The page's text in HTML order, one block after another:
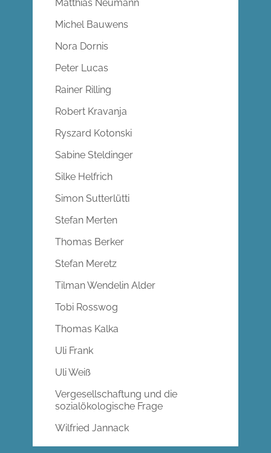
Matthias Neumann
Michel Bauwens
Nora Dornis
Peter Lucas
Rainer Rilling
Robert Kravanja
Ryszard Kotonski
Sabine Steldinger
Silke Helfrich
Simon Sutterlütti
Stefan Merten
Thomas Berker
Stefan Meretz
Tilman Wendelin Alder
Tobi Rosswog
Thomas Kalka
Uli Frank
Uli Weiß
Vergesellschaftung und die
sozialökologische Frage
Wilfried Jannack